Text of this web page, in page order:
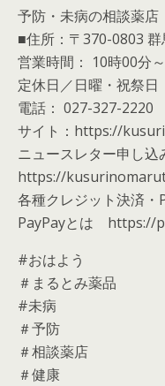
予防・未病の相談薬店
■住所：〒370-0803
営業時間： 10時00分
定休日／日曜・祝祭日
電話： 027-327-2220
サイト：https://
ニュースレター申し込
https://
各種クレジット決済
PayPayとは https://
#おはよう
＃まるとみ薬品
#未病
＃予防
＃相談薬店
＃健康